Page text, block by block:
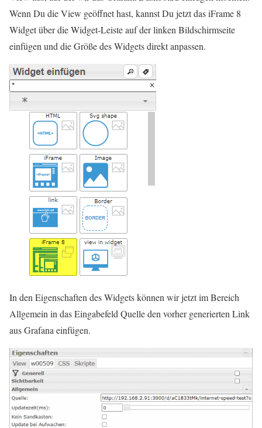
Wenn Du die View geöffnet hast, kannst Du jetzt das iFrame 8
Widget über die Widget-Leiste auf der linken Bildschirmseite
einfügen und die Größe des Widgets direkt anpassen.
In den Eigenschaften des Widgets können wir jetzt im Bereich
Allgemein in das Eingabefeld Quelle den vorher generierten Link
aus Grafana einfügen.